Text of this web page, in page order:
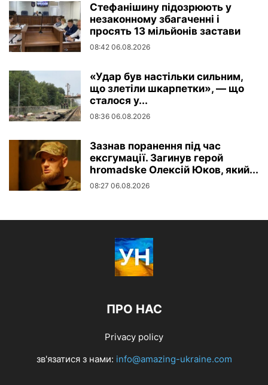
Стефанішину підозрюють у
незаконному збагаченні і
просять 13 мільйонів застави
08:42 06.08.2026
«Удар був настільки сильним,
що злетіли шкарпетки», — що
сталося у...
08:36 06.08.2026
Зазнав поранення під час
ексгумації. Загинув герой
hromadske Олексій Юков, який...
08:27 06.08.2026
ПРО НАС
Privacy policy
зв'язатися з нами: info@amazing-ukraine.com